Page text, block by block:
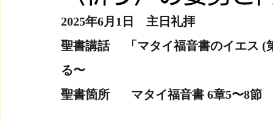
2025年6月1日　主日礼拝
聖書講話     「マタイ福音書のイエス
る〜
聖書箇所　   マタイ福音書 6章5〜8節